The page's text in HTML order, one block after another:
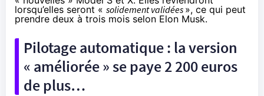
lorsqu’elles seront « solidement validées », ce qui peut
prendre deux à trois mois selon Elon Musk.
Pilotage automatique : la version
« améliorée » se paye 2 200 euros
de plus…